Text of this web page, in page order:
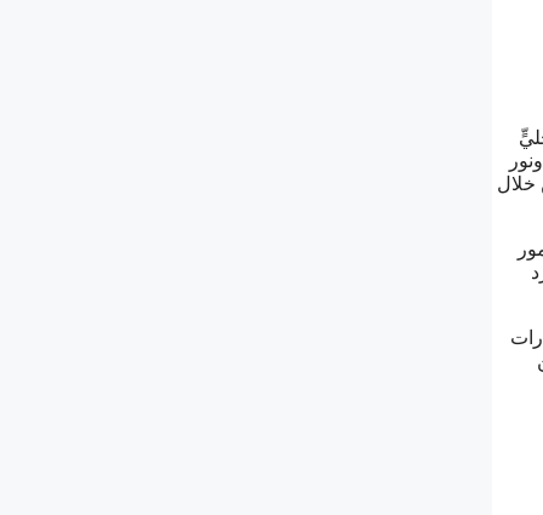
خلال